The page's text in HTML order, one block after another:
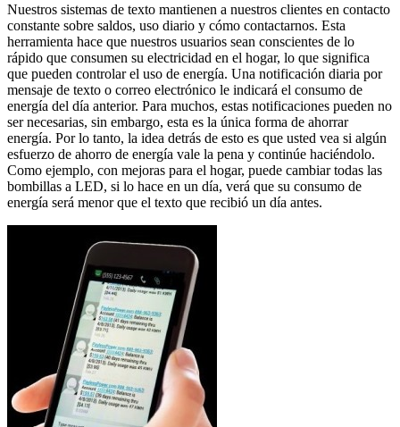
Nuestros sistemas de texto mantienen a nuestros clientes en contacto
constante sobre saldos, uso diario y cómo contactarnos. Esta
herramienta hace que nuestros usuarios sean conscientes de lo
rápido que consumen su electricidad en el hogar, lo que significa
que pueden controlar el uso de energía. Una notificación diaria por
mensaje de texto o correo electrónico le indicará el consumo de
energía del día anterior. Para muchos, estas notificaciones pueden no
ser necesarias, sin embargo, esta es la única forma de ahorrar
energía. Por lo tanto, la idea detrás de esto es que usted vea si algún
esfuerzo de ahorro de energía vale la pena y continúe haciéndolo.
Como ejemplo, con mejoras para el hogar, puede cambiar todas las
bombillas a LED, si lo hace en un día, verá que su consumo de
energía será menor que el texto que recibió un día antes.